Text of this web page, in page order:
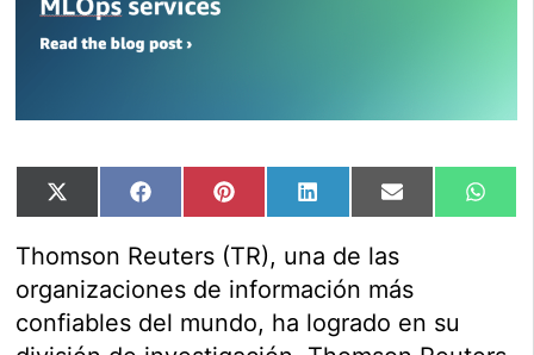
Compartir
en
X
(Twitter)
Compartir
en
FacebookCompartir
en
PinterestCompartir
en
LinkedInCompartir
en
Email
en
Thomson Reuters (TR), una de las
organizaciones de información más
confiables del mundo, ha logrado en su